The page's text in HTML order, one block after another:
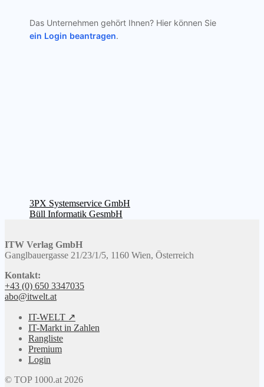
Das Unternehmen gehört Ihnen? Hier können Sie
ein Login beantragen.
Beitragsnavigation
Vorheriger
Beitrag:
3PX Systemservice GmbH
Nächster
Büll Informatik GesmbH
ITW Verlag GmbH
Ganglbauergasse 21/23/1/5, 1160 Wien, Österreich
Kontakt:
+43 (0) 650 3347035
abo@itwelt.at
IT-WELT ↗
IT-Markt in Zahlen
Rangliste
Premium
Login
© TOP 1000.at 2026